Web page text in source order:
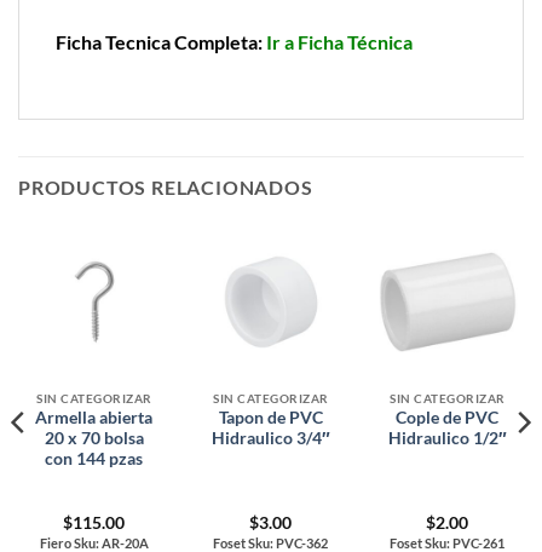
Ficha Tecnica Completa: Ir a Ficha Técnica
PRODUCTOS RELACIONADOS
SIN CATEGORIZAR
Armella abierta
20 x 70 bolsa
con 144 pzas
$115.00
Fiero Sku: AR-20A
SIN CATEGORIZAR
Tapon de PVC
Hidraulico 3/4″
$3.00
Foset Sku: PVC-362
SIN CATEGORIZAR
Cople de PVC
Hidraulico 1/2″
$2.00
Foset Sku: PVC-261